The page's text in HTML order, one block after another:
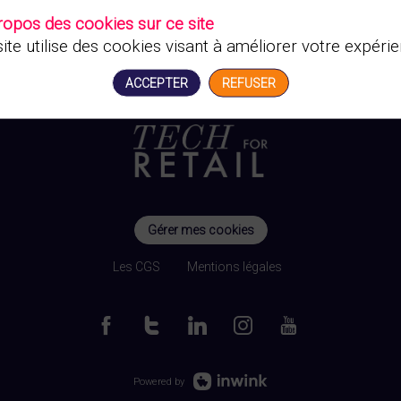
Gérer mes cookies
Les CGS Mentions légales
Powered by
des cookies sur ce site
utilise des cookies visant à améliorer votre
ACCEPTER REFUSER